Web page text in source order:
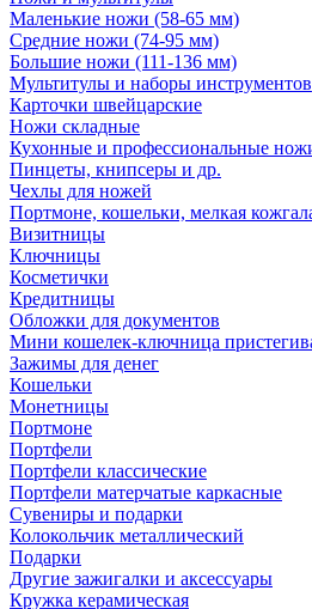
Маленькие ножи (58-65 мм)
Средние ножи (74-95 мм)
Большие ножи (111-136 мм)
Мультитулы и наборы инструментов
Карточки швейцарские
Ножи складные
Кухонные и профессиональные
Пинцеты, книпсеры и др.
Чехлы для ножей
Портмоне, кошельки, мелкая
Визитницы
Ключницы
Косметички
Кредитницы
Обложки для документов
Мини кошелек-ключница
Зажимы для денег
Кошельки
Монетницы
Портмоне
Портфели
Портфели классические
Портфели матерчатые каркасные
Сувениры и подарки
Колокольчик металлический
Подарки
Другие зажигалки и аксессуары
Кружка керамическая